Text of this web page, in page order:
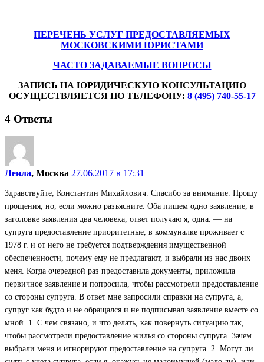
ПЕРЕЧЕНЬ УСЛУГ ПРЕДОСТАВЛЯЕМЫХ
МОСКОВСКИМИ ЮРИСТАМИ
ЧАСТО ЗАДАВАЕМЫЕ ВОПРОСЫ
ЗАПИСЬ НА ЮРИДИЧЕСКУЮ КОНСУЛЬТАЦИЮ
ОСУЩЕСТВЛЯЕТСЯ ПО ТЕЛЕФОНУ: 8 (495) 740-55-17
4 Ответы
Леила, Москва 27.06.2017 в 17:31
Здравствуйте, Константин Михайлович. Спасибо за внимание. Прошу
прощения, но, если можно разъясните. Оба пишем одно заявление, в
заголовке заявления два человека, ответ получаю я, одна. — на
супруга предоставление приоритетные, в коммуналке проживает с
1978 г. и от него не требуется подтверждения имущественной
обеспеченности, почему ему не предлагают, и выбрали из нас двоих
меня. Когда очередной раз предоставила документы, приложила
первичное заявление и попросила, чтобы рассмотрели предоставление
со стороны супруга. В ответ мне запросили справки на супруга, а,
супруг как будто и не обращался и не подписывал заявление вместе со
мной. 1. С чем связано, и что делать, как повернуть ситуацию так,
чтобы рассмотрели предоставление жилья со стороны супруга. Зачем
выбрали меня и игнорируют предоставление на супруга. 2. Могут ли